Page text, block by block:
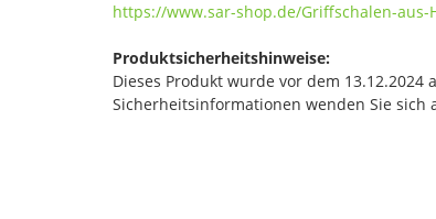
https://www.sar-shop.de/Griffschalen-aus-
Produktsicherheitshinweise:
Dieses Produkt wurde vor dem
Sicherheitsinformationen wenden Sie sich